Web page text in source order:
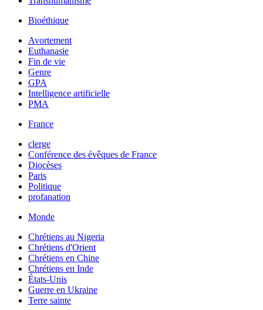
Bioéthique
Avortement
Euthanasie
Fin de vie
Genre
GPA
Intelligence artificielle
PMA
France
clerge
Conférence des évêques de France
Diocèses
Paris
Politique
profanation
Monde
Chrétiens au Nigeria
Chrétiens d'Orient
Chrétiens en Chine
Chrétiens en Inde
États-Unis
Guerre en Ukraine
Terre sainte